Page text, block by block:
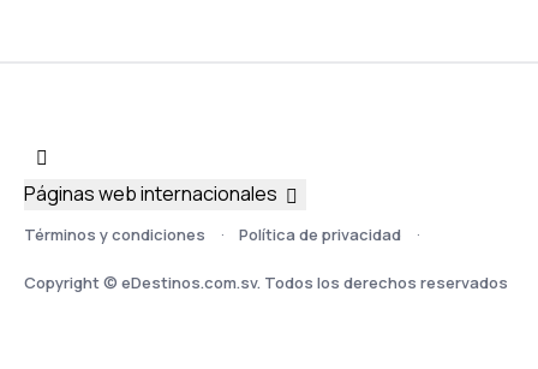
Términos y condiciones Política de privacidad
Copyright © eDestinos.com.sv. Todos los derechos reservados
Páginas web internacionales